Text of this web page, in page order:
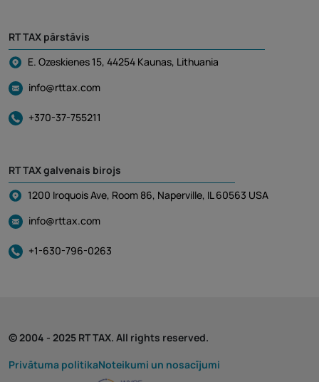
RT TAX pārstāvis
E. Ozeskienes 15, 44254 Kaunas, Lithuania
info@rttax.com
+370-37-755211
RT TAX galvenais birojs
1200 Iroquois Ave, Room 86, Naperville, IL 60563 USA
info@rttax.com
+1-630-796-0263
© 2004 - 2025 RT TAX. All rights reserved.
Privātuma politikaNoteikumi un nosacījumi